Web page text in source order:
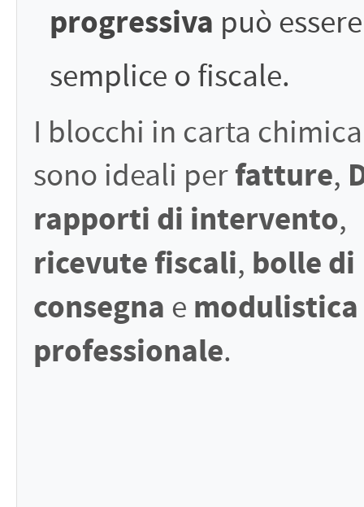
progressiva può essere
semplice o fiscale.
I blocchi in carta chimica
sono ideali perfatture,
rapporti di intervento,
ricevute fiscali, bolle di
consegna e modulistica
professionale.